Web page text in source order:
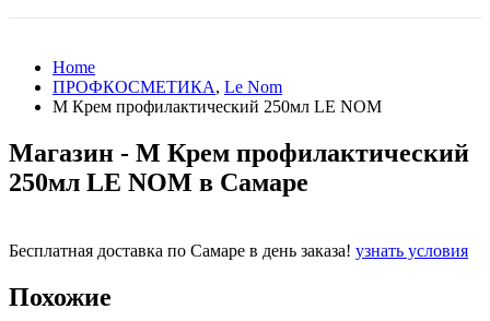
Home
ПРОФКОСМЕТИКА, Le Nom
М Крем профилактический 250мл LE NOM
Магазин - М Крем профилактический
250мл LE NOM в Самаре
Бесплатная доставка по Самаре в день заказа! узнать условия
Похожие